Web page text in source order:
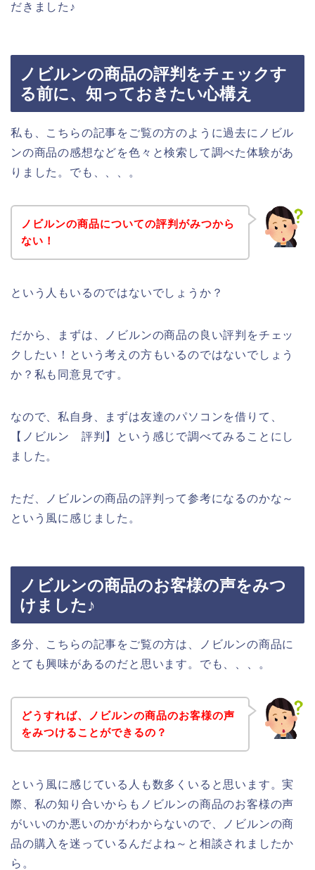
だきました♪
ノビルンの商品の評判をチェックす
る前に、知っておきたい心構え
私も、こちらの記事をご覧の方のように過去にノビル
ンの商品の感想などを色々と検索して調べた体験があ
りました。でも、、、。
ノビルンの商品についての評判がみつから
ない！
という人もいるのではないでしょうか？
だから、まずは、ノビルンの商品の良い評判をチェッ
クしたい！という考えの方もいるのではないでしょう
か？私も同意見です。
なので、私自身、まずは友達のパソコンを借りて、
【ノビルン 評判】という感じで調べてみることにし
ました。
ただ、ノビルンの商品の評判って参考になるのかな～
という風に感じました。
ノビルンの商品のお客様の声をみつ
けました♪
多分、こちらの記事をご覧の方は、ノビルンの商品に
とても興味があるのだと思います。でも、、、。
どうすれば、ノビルンの商品のお客様の声
をみつけることができるの？
という風に感じている人も数多くいると思います。実
際、私の知り合いからもノビルンの商品のお客様の声
がいいのか悪いのかがわからないので、ノビルンの商
品の購入を迷っているんだよね～と相談されましたか
ら。